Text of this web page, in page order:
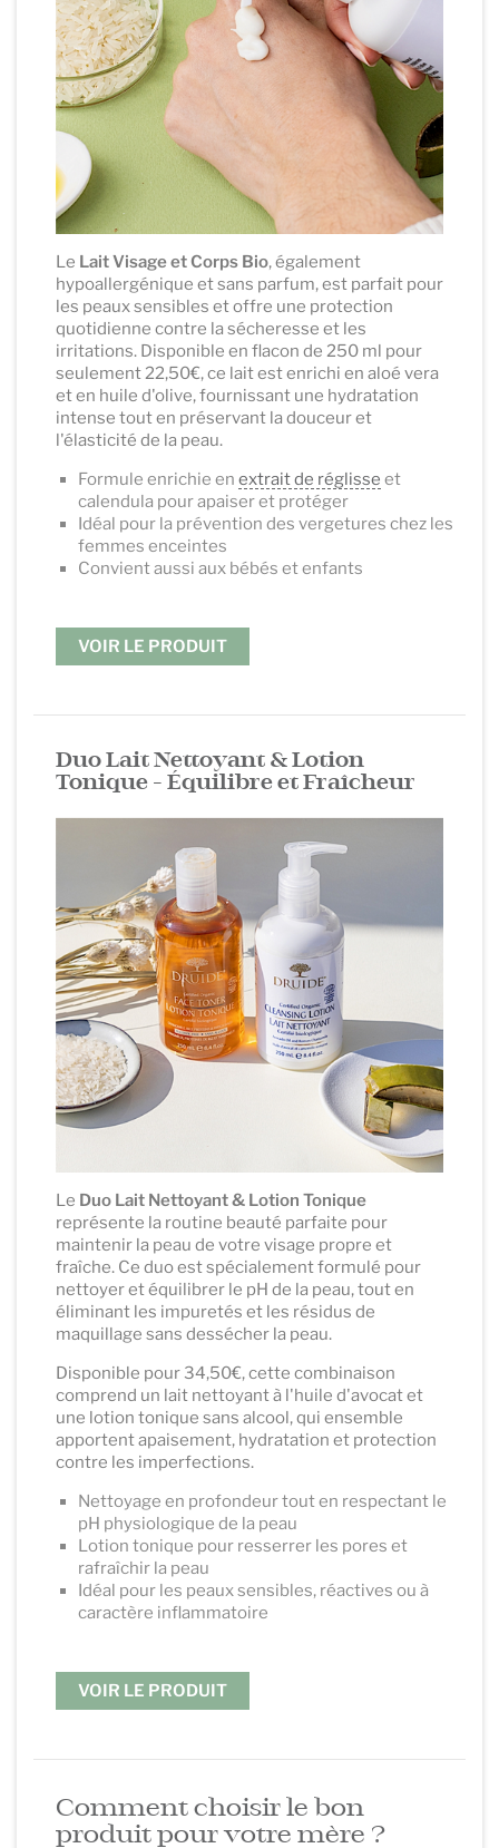
Le Lait Visage et Corps Bio, également
hypoallergénique et sans parfum, est parfait pour
les peaux sensibles et offre une protection
quotidienne contre la sécheresse et les
irritations. Disponible en flacon de 250 ml pour
seulement 22,50€, ce lait est enrichi en aloé vera
et en huile d'olive, fournissant une hydratation
intense tout en préservant la douceur et
l'élasticité de la peau.
Formule enrichie en extrait de réglisse et
calendula pour apaiser et protéger
Idéal pour la prévention des vergetures chez les
femmes enceintes
Convient aussi aux bébés et enfants
VOIR LE PRODUIT
Duo Lait Nettoyant & Lotion
Tonique - Équilibre et Fraîcheur
Le Duo Lait Nettoyant & Lotion Tonique
représente la routine beauté parfaite pour
maintenir la peau de votre visage propre et
fraîche. Ce duo est spécialement formulé pour
nettoyer et équilibrer le pH de la peau, tout en
éliminant les impuretés et les résidus de
maquillage sans dessécher la peau.
Disponible pour 34,50€, cette combinaison
comprend un lait nettoyant à l'huile d'avocat et
une lotion tonique sans alcool, qui ensemble
apportent apaisement, hydratation et protection
contre les imperfections.
Nettoyage en profondeur tout en respectant le
pH physiologique de la peau
Lotion tonique pour resserrer les pores et
rafraîchir la peau
Idéal pour les peaux sensibles, réactives ou à
caractère inflammatoire
VOIR LE PRODUIT
Comment choisir le bon
produit pour votre mère ?